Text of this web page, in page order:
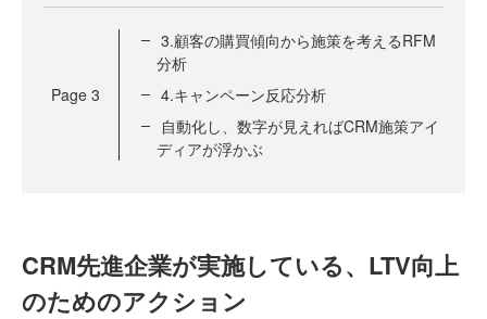
Page 3
3.顧客の購買傾向から施策を考えるRFM
分析
4.キャンペーン反応分析
自動化し、数字が見えればCRM施策アイ
ディアが浮かぶ
CRM先進企業が実施している、LTV向上
のためのアクション